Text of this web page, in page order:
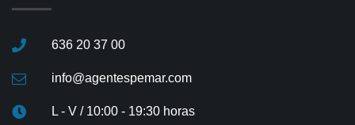
636 20 37 00
info@agentespemar.com
L - V / 10:00 - 19:30 horas